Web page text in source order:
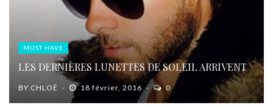
MUST HAVE
LES DERNIÈRES LUNETTES DE SOLEIL ARRIVENT
BY CHLOÉ 18 février, 2016 0